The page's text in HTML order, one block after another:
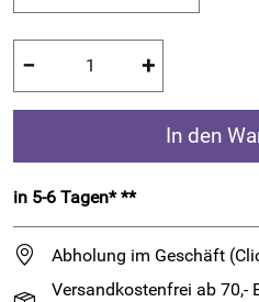
− +
In den
in 5-6 Tagen* **
Abholung im Geschäft
Versandkostenfrei ab 70,-